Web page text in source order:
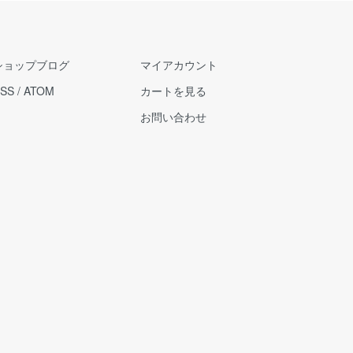
ョップブログ
/ ATOM
マイアカウント
カートを見る
お問い合わせ